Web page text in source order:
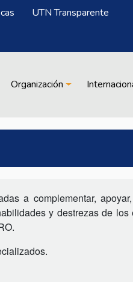
UTN Transparente
Organización
a complementar,
y destrezas de los